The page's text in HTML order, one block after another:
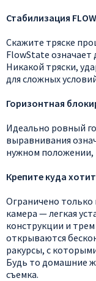
Стабилизация
Скажите тряске
FlowState
Никакой тряски,
для сложных
Горизонтная
Идеально ровный
выравнивания
нужном положении,
Крепите куда
Ограничено
камера — легкая
конструкции и
открываются
ракурсы, с
Будь то домашние
съемка.